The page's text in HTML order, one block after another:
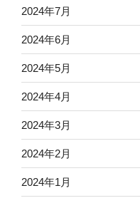
2024年7月
2024年6月
2024年5月
2024年4月
2024年3月
2024年2月
2024年1月